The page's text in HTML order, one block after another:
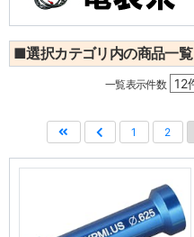
■選択カテゴリ内の商品一覧
一覧表示件数
1 2